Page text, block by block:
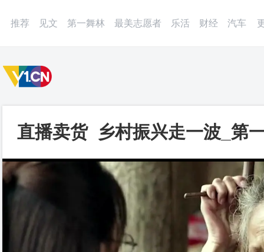
推荐 见文 第一舞林 最美志愿者 乐活 财经 汽车
直播卖货 乡村振兴走一波_第